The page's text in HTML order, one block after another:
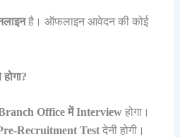
है। ऑफलाइन आवेदन की कोई
Office में Interviewहोगा।
Recruitment Testदेनी होगी।